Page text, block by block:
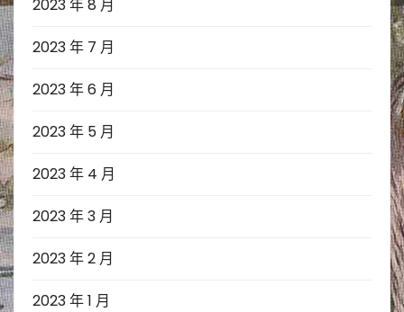
2023 年 8 月
2023 年 7 月
2023 年 6 月
2023 年 5 月
2023 年 4 月
2023 年 3 月
2023 年 2 月
2023 年 1 月